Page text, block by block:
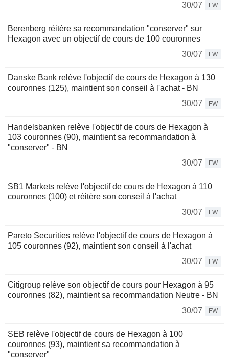
30/07
FW
Berenberg réitère sa recommandation "conserver" sur
Hexagon avec un objectif de cours de 100 couronnes
30/07
FW
Danske Bank relève l'objectif de cours de Hexagon à 130
couronnes (125), maintient son conseil à l'achat - BN
30/07
FW
Handelsbanken relève l'objectif de cours de Hexagon à
103 couronnes (90), maintient sa recommandation à
"conserver" - BN
30/07
FW
SB1 Markets relève l'objectif de cours de Hexagon à 110
couronnes (100) et réitère son conseil à l'achat
30/07
FW
Pareto Securities relève l'objectif de cours de Hexagon à
105 couronnes (92), maintient son conseil à l'achat
30/07
FW
Citigroup relève son objectif de cours pour Hexagon à 95
couronnes (82), maintient sa recommandation Neutre - BN
30/07
FW
SEB relève l'objectif de cours de Hexagon à 100
couronnes (93), maintient sa recommandation à
"conserver"